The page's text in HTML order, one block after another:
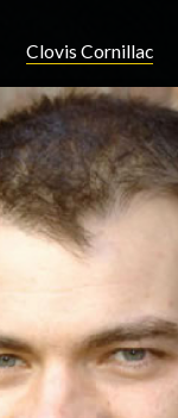
Clovis Cornillac